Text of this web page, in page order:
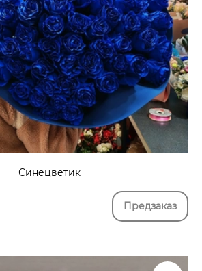
Синецветик
Предзаказ